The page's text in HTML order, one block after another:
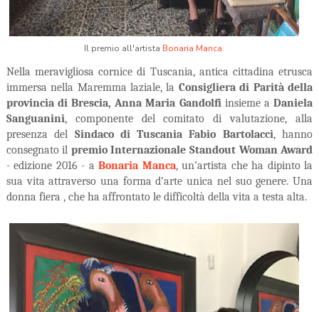
Il premio all'artista Bonaria Manca
Nella meravigliosa cornice di Tuscania, antica cittadina etrusca
immersa nella Maremma laziale, la Consigliera di Parità della
provincia di Brescia, Anna Maria Gandolfi insieme aDaniela
Sanguanini, componente del comitato di valutazione, alla
presenza del Sindaco di Tuscania Fabio Bartolacci, hanno
consegnato il premio Internazionale Standout Woman Award
- edizione 2016 - aBonaria Manca, un’artista cheha dipinto la
sua vita attraversouna forma d’arte unica nel suo genere.Una
donna fiera , che ha affrontato le difficoltà della vita a testa alta.